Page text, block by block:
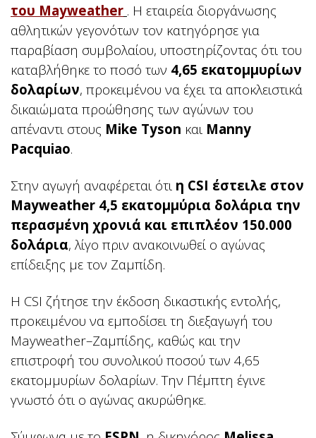
του Mayweather . Η εταιρεία διοργάνωσης
αθλητικών γεγονότων τον κατηγόρησε για
παραβίαση συμβολαίου, υποστηρίζοντας ότι του
καταβλήθηκε το ποσό των 4,65 εκατομμυρίων
δολαρίων, προκειμένου να έχει τα αποκλειστικά
δικαιώματα προώθησης των αγώνων του
απέναντι στους Mike Tyson και Manny
Pacquiao.
Στην αγωγή αναφέρεται ότι η CSI έστειλε στον
Mayweather 4,5 εκατομμύρια δολάρια την
περασμένη χρονιά και επιπλέον 150.000
δολάρια, λίγο πριν ανακοινωθεί ο αγώνας
επίδειξης με τον Ζαμπίδη.
Η CSI ζήτησε την έκδοση δικαστικής εντολής,
προκειμένου να εμποδίσει τη διεξαγωγή του
Mayweather–Ζαμπίδης, καθώς και την
επιστροφή του συνολικού ποσού των 4,65
εκατομμυρίων δολαρίων. Την Πέμπτη έγινε
γνωστό ότι ο αγώνας ακυρώθηκε.